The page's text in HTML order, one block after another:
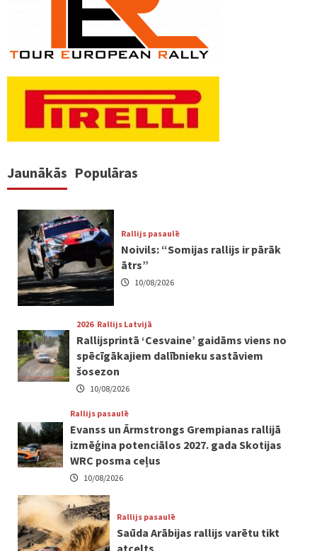
Jaunākās Populāras
Rallijs pasaulē
Noivils: “Somijas rallijs ir pārāk
ātrs”
10/08/2026
2026 Rallijs Latvijā
Rallijsprintā ‘Cesvaine’ gaidāms viens no
spēcīgākajiem dalībnieku sastāviem
šosezon
10/08/2026
Rallijs pasaulē
Evanss un Ārmstrongs Grempianas rallijā
izmēģina potenciālos 2027. gada Skotijas
WRC posma ceļus
10/08/2026
Rallijs pasaulē
Saūda Arābijas rallijs varētu tikt